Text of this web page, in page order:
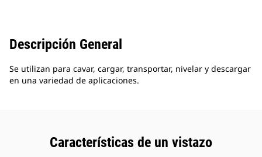
Descripción General
Se utilizan para cavar, cargar, transportar, nivelar y descargar
en una variedad de aplicaciones.
Características de un vistazo